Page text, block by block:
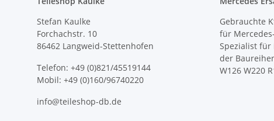
Stefan Kaulke
Forchachstr. 10
86462 Langweid-Stettenhofen
Telefon: +49 (0)821/45519144
Mobil: +49 (0)160/96740220
info@teileshop-db.de
Gebrauchte
für
Spezialist für
der
W126 W220